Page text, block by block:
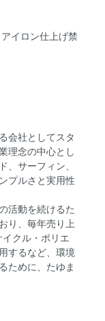
イロン仕上げ禁
会社としてスタ
理念の中心とし
、サーフィン、
プルさと実用性
活動を続けるた
り、毎年売り上
クル・ポリエ
するなど、環境
ために、たゆま